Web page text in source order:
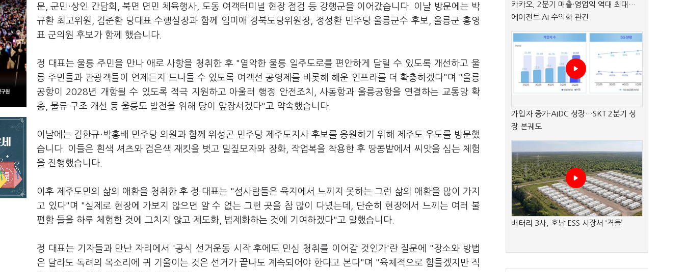
문, 군민·상인 간담회, 북면 면민 체육행사, 도동 여객터미널 현장 점검 등 강행군을 이어갔습니다. 이날 방문에는 박
규환 최고위원, 김준환 당대표 수행실장과 함께 임미애 경북도당위원장, 정성환 민주당 울릉군수 후보, 울릉군 홍영
표 군의원 후보가 함께 했습니다.
정 대표는 울릉 주민을 만나 애로 사항을 청취한 후 "열악한 울릉 일주도로를 편안하게 달릴 수 있도록 개선하고 울
릉 주민들과 관광객들이 언제든지 드나들 수 있도록 여객선 공영제를 비롯해 해운 인프라를 더 확충하겠다"며 "울릉
공항이 2028년 개항될 수 있도록 적극 지원하고 아울러 행정 안전조치, 사동항과 울릉공항을 연결하는 교통망 확
충, 물류 구조 개선 등 울릉도 발전을 위해 당이 앞장서겠다"고 약속했습니다.
이날에는 김한규·박홍배 민주당 의원과 함께 위성곤 민주당 제주도지사 후보를 응원하기 위해 제주도 우도를 방문했
습니다. 이들은 흰색 셔츠와 검은색 재킷을 벗고 밀짚모자와 장화, 작업복을 착용한 후 땅콩밭에서 씨앗을 심는 체험
을 진행했습니다.
이후 제주도민의 삶의 애환을 청취한 후 정 대표는 "섬사람들은 육지에서 느끼지 못하는 그런 삶의 애환을 많이 가지
고 있다"며 "실제로 현장에 가보지 않으면 알 수 없는 그런 곳을 참 많이 다녔는데, 단순히 현장에서 느끼는 여러 불
편함 들을 하루 체험한 것에 그치지 않고 제도화, 법제화하는 것에 기여하겠다"고 말했습니다.
정 대표는 기자들과 만난 자리에서 '공식 선거운동 시작 후에도 민심 청취를 이어갈 것인가'란 질문에 "장소와 방법
은 달라도 독려의 목소리에 귀 기울이는 것은 선거가 끝나도 계속되어야 한다고 본다"며 "육체적으로 힘들겠지만 직
카카오, 2분기 매출·영업익 역대 최대…
에이전트 AI 수익화 관건
가입자 증가·AIDC 성장…SKT 2분기 성
장 본궤도
배터리 3사, 호남 ESS 시장서 ‘격돌’